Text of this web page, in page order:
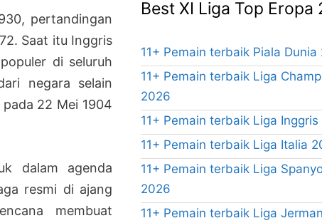
pertandingan
Saat itu Inggris
di seluruh
negara selain
22 Mei 1904
dalam agenda
resmi di ajang
membuat
Best XI Liga Top Eropa
11+ Pemain terbaik Piala Dunia
11+ Pemain terbaik Liga
2026
11+ Pemain terbaik Liga
11+ Pemain terbaik Liga Italia
11+ Pemain terbaik Liga
2026
11+ Pemain terbaik Liga